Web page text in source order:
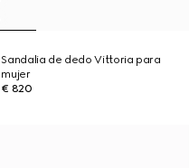
Sandalia de dedo Vittoria para
mujer
€ 820